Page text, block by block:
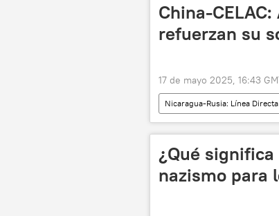
China-
refuerzan su
17 de mayo 2025, 16:43
Nicaragua-Rusia: Línea Directa
¿Qué
nazismo para